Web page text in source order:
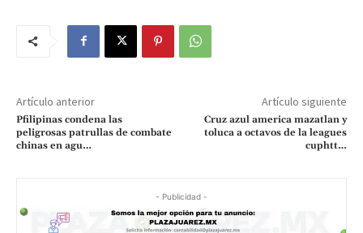
Artículo anterior
Pfilipinas condena las
peligrosas patrullas de combate
chinas en agu…
Artículo siguiente
Cruz azul america mazatlan y
toluca a octavos de la leagues
cuphtt…
- Publicidad -